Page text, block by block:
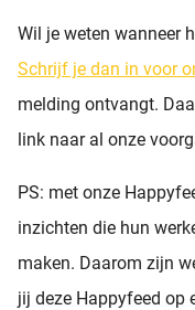
Wil je weten wanneer
Schrijf je dan in voor
melding ontvangt.
link naar al onze
PS: met onze
inzichten die hun
maken. Daarom zijn
jij deze Happyfeed op